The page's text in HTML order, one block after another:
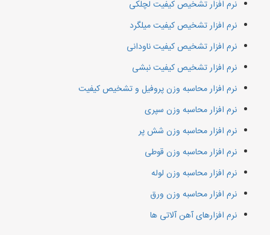
نرم افزار تشخیص کیفیت لچلکی
نرم افزار تشخیص کیفیت میلگرد
نرم افزار تشخیص کیفیت ناودانی
نرم افزار تشخیص کیفیت نبشی
نرم افزار محاسبه وزن پروفیل و تشخیص کیفیت
نرم افزار محاسبه وزن سپری
نرم افزار محاسبه وزن شش پر
نرم افزار محاسبه وزن قوطی
نرم افزار محاسبه وزن لوله
نرم افزار محاسبه وزن ورق
نرم افزارهای آهن آلاتی ها